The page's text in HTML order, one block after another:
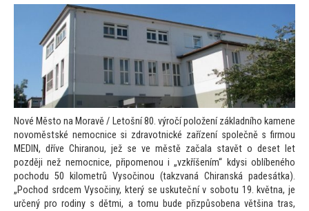
Nové Město na Moravě / Letošní 80. výročí položení základního kamene
novoměstské nemocnice si zdravotnické zařízení společně s firmou
MEDIN, dříve Chiranou, jež se ve městě začala stavět o deset let
později než nemocnice, připomenou i „vzkříšením“ kdysi oblíbeného
pochodu 50 kilometrů Vysočinou (takzvaná Chiranská padesátka).
„Pochod srdcem Vysočiny, který se uskuteční v sobotu 19. května, je
určený pro rodiny s dětmi, a tomu bude přizpůsobena většina tras,